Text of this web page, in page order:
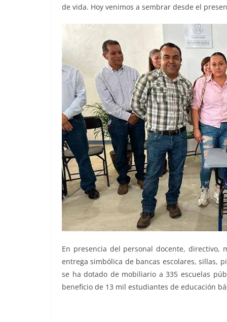
de vida. Hoy venimos a sembrar desde el
En presencia del personal docente,
entrega simbólica de bancas escolares, sillas,
se ha dotado de mobiliario a 335 escuelas
beneficio de 13 mil estudiantes de educación